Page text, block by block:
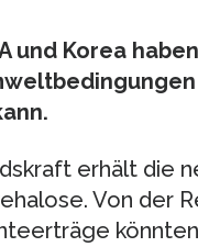
und Korea
erhält die
Von der